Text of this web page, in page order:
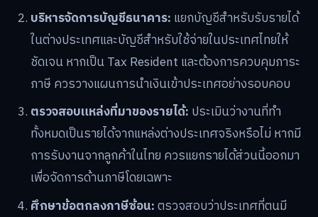
บริหารจัดการบัญชีธนาคาร: แยกบัญชีสำหรับรับรายได้
ในต่างประเทศและบัญชีสำหรับใช้จ่ายในประเทศไทยให้
ชัดเจน หากเป็น Tax Resident และต้องการควบคุมภาระ
ภาษี ควรวางแผนการนำเงินเข้าประเทศอย่างรอบคอบ
ตรวจสอบแหล่งที่มาของรายได้: ประเมินว่างานที่ทำ
ทั้งหมดเป็นรายได้จากแหล่งต่างประเทศจริงหรือไม่ หากมี
การรับงานจากลูกค้าในไทย ควรแยกรายได้ส่วนนี้ออกมา
เพื่อจัดการด้านภาษีโดยเฉพาะ
ศึกษาข้อตกลงภาษีซ้อน:ตรวจสอบว่าประเทศที่ตนมี